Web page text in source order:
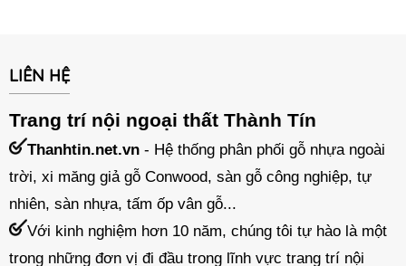
LIÊN HỆ
Trang trí nội ngoại thất Thành Tín
Thanhtin.net.vn - Hệ thống phân phối gỗ nhựa ngoài
trời, xi măng giả gỗ Conwood, sàn gỗ công nghiệp, tự
nhiên, sàn nhựa, tấm ốp vân gỗ...
Với kinh nghiệm hơn 10 năm, chúng tôi tự hào là một
trong những đơn vị đi đầu trong lĩnh vực trang trí nội